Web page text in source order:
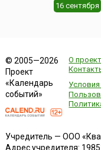
16 сентября
© 2005—2026
Проект
«Календарь
событий»
О
Условия
Учредитель — ООО
Адрес учредителя: